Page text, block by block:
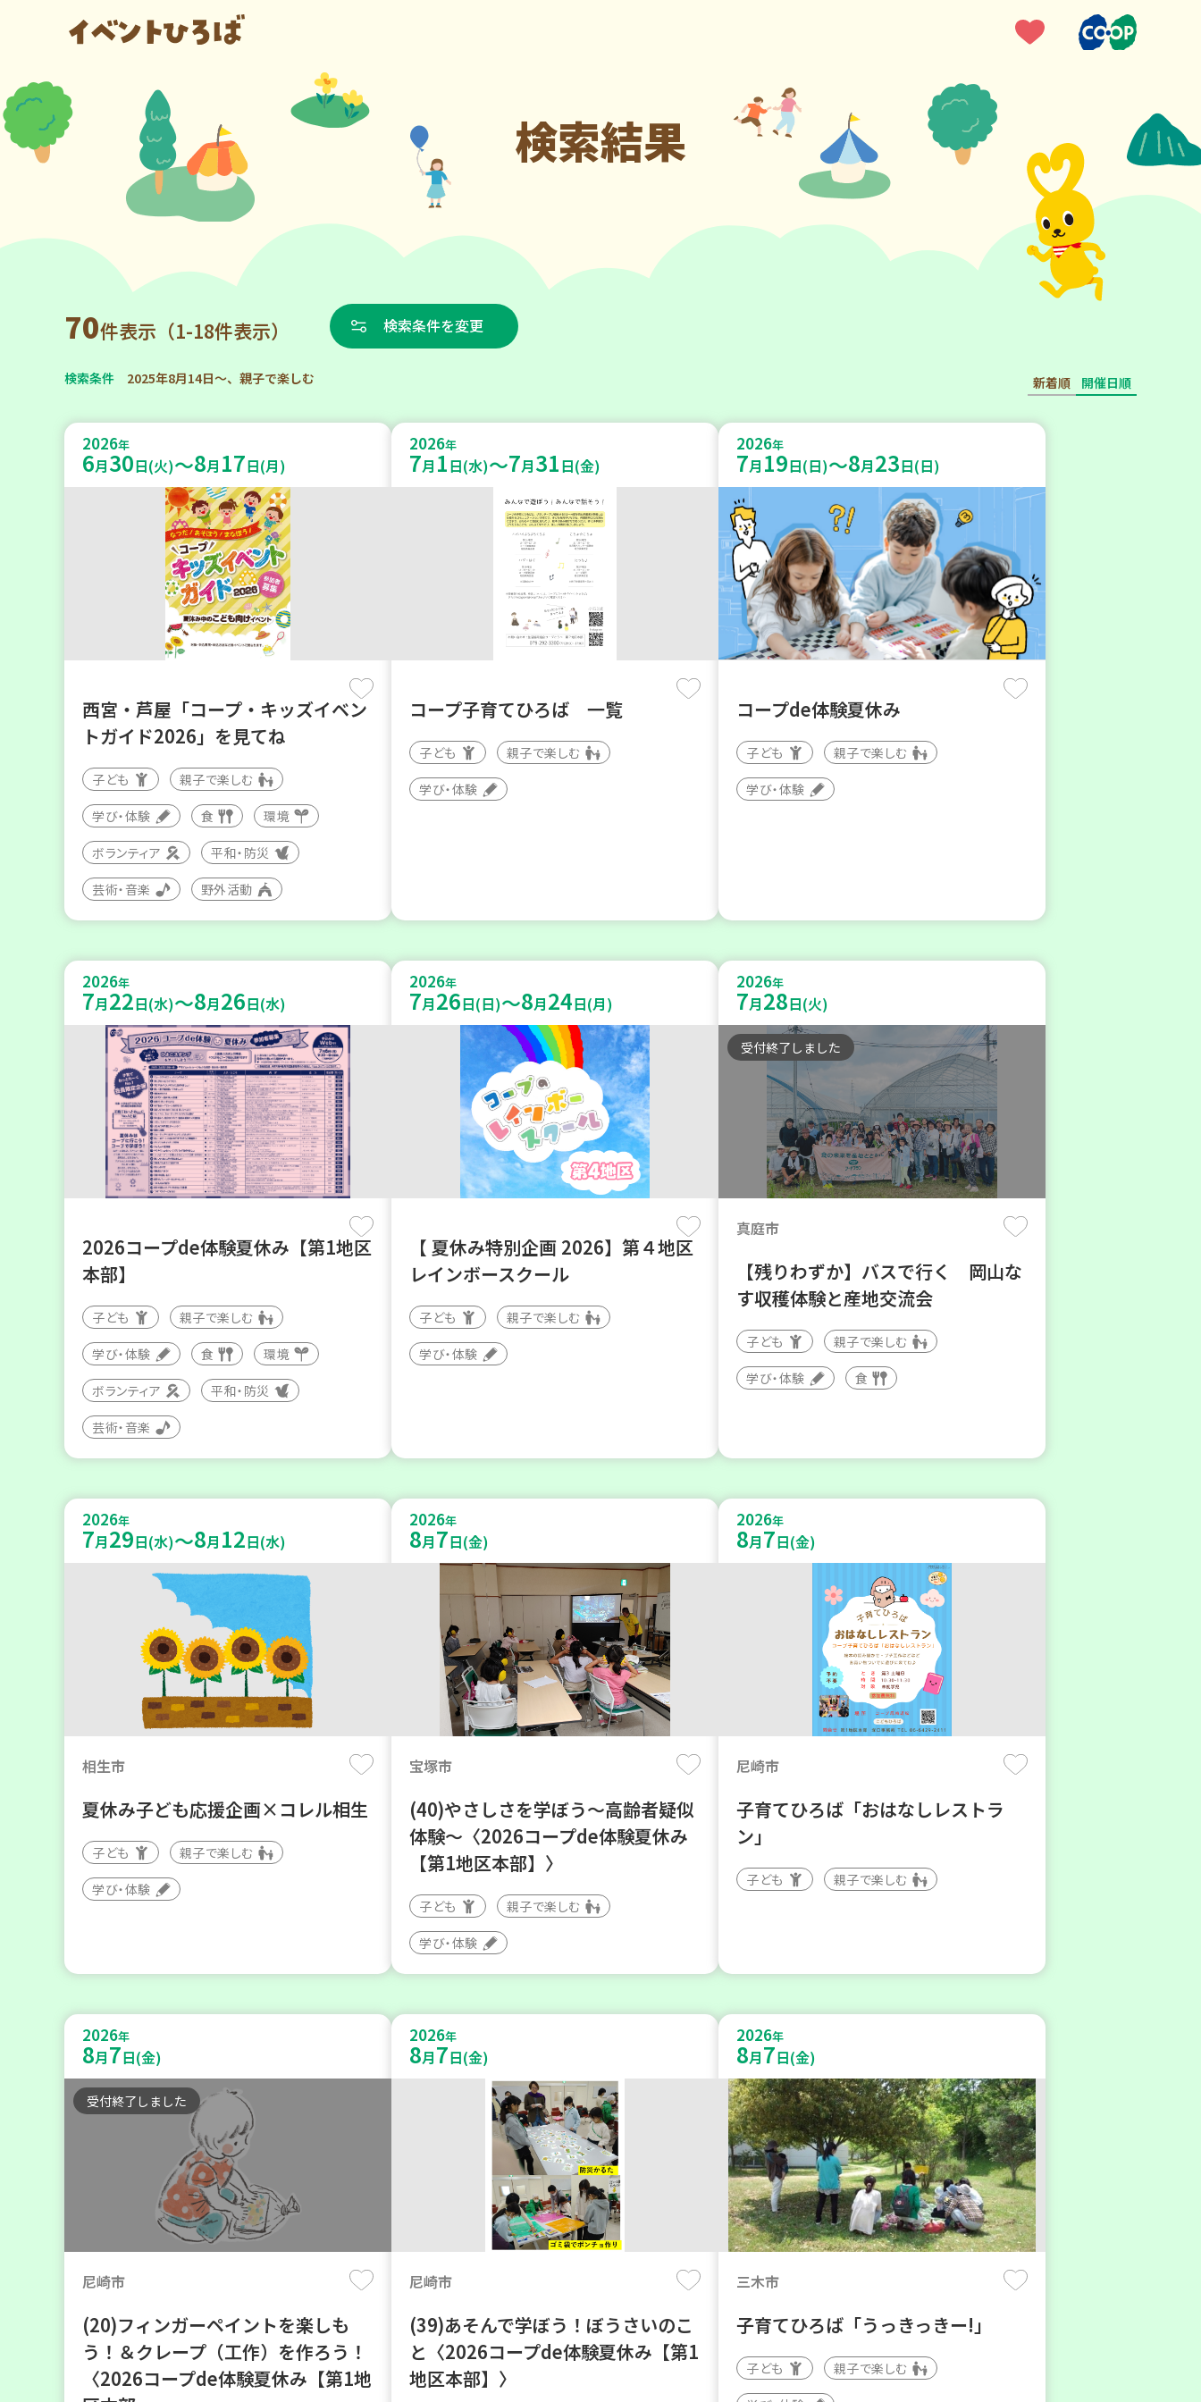
検索結果
70件表示（1-18件表示） 検索条件を変更
検索条件 2025年8月14日～、親子で楽しむ 新着順 開催日順
2026年
6月30日(火)～8月 17日(月)
西宮・芦屋「コープ・キッズイベン
トガイド2026」を見てね
子ども 親子で楽しむ
学び・体験 食 環境
ボランティア 平和・防災
芸術・音楽 野外活動
2026年
7月 1日(水)～7月31日(金)
コープ子育てひろば 一覧
子ども 親子で楽しむ
学び・体験
2026年
7月 19日(日)～8月23日(日)
コープde体験夏休み
子ども 親子で楽しむ
学び・体験
2026年
7月22日(水)～8月26日(水)
2026コープde体験夏休み【第1地区
本部】
子ども 親子で楽しむ
学び・体験 食 環境
ボランティア 平和・防災
芸術・音楽
2026年
7月26日(日)～8月24日(月)
【 夏休み特別企画 2026】第４地区
レインボースクール
子ども 親子で楽しむ
学び・体験
2026年
7月28日(火)
受付終了しました
真庭市
【残りわずか】バスで行く 岡山な
す収穫体験と産地交流会
子ども 親子で楽しむ
学び・体験 食
2026年
7月29日(水)～8月 12日(水)
相生市
夏休み子ども応援企画×コレル相生
子ども 親子で楽しむ
学び・体験
2026年
8月7日(金)
宝塚市
(40)やさしさを学ぼう～高齢者疑似
体験～〈2026コープde体験夏休み
【第1地区本部】〉
子ども 親子で楽しむ
学び・体験
2026年
8月7日(金)
尼崎市
子育てひろば「おはなしレストラ
ン」
子ども 親子で楽しむ
2026年
8月7日(金)
受付終了しました
尼崎市
(20)フィンガーペイントを楽しも
う！＆クレープ（工作）を作ろう！
〈2026コープde体験夏休み【第1地
2026年
8月7日(金)
尼崎市
(39)あそんで学ぼう！ぼうさいのこ
と〈2026コープde体験夏休み【第1
地区本部】〉
2026年
8月7日(金)
三木市
子育てひろば「うっきっきー!」
子ども 親子で楽しむ